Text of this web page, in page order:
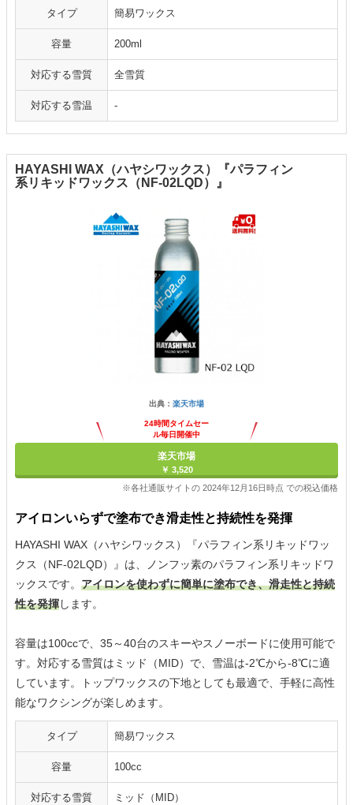
タイプ 簡易ワックス
容量 200ml
対応する雪質 全雪質
対応する雪温 -
HAYASHI WAX（ハヤシワックス）『パラフィン
系リキッドワックス（NF-02LQD）』
出典： 楽天市場
24時間タイムセー
ル毎日開催中
楽天市場
￥ 3,520
※各社通販サイトの 2024年12月16日時点 での税込価格
アイロンいらずで塗布でき滑走性と持続性を発揮
HAYASHI WAX（ハヤシワックス）『パラフィン系リキッドワッ
クス（NF-02LQD）』は、ノンフッ素のパラフィン系リキッドワ
ックスです。 アイロンを使わずに簡単に塗布でき、滑走性と持続
性を発揮します。
容量は100ccで、35～40台のスキーやスノーボードに使用可能で
す。対応する雪質はミッド（MID）で、雪温は-2℃から-8℃に適
しています。トップワックスの下地としても最適で、手軽に高性
能なワクシングが楽しめます。
タイプ 簡易ワックス
容量 100cc
対応する雪質 ミッド（MID）